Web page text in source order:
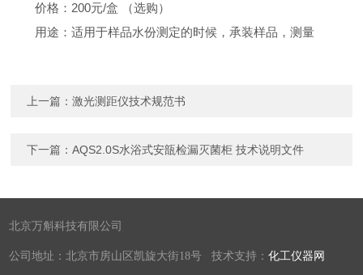
价格：200元/盒 （选购）
用途：适用于样品水份测定的时候，承装样品，测量
上一篇：激光测距仪技术规范书
下一篇：AQS2.0S水浴式安瓿检漏灭菌柜 技术说明文件
北京万斛科技有限公司
公司地址：北京市房山区凯旋大街18号 技术支持：化工仪器网